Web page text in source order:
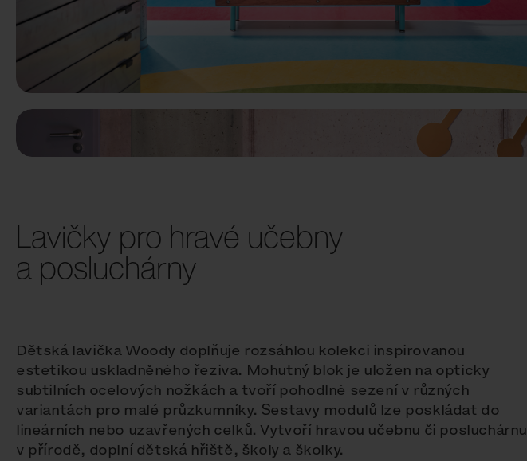
Lavičky pro hravé učebny
a posluchárny
Dětská lavička Woody doplňuje rozsáhlou kolekci inspirovanou
estetikou uskladněného řeziva. Mohutný blok je uložen na opticky
subtilních ocelových nožkách a tvoří pohodlné sezení v různých
variantách pro malé průzkumníky. Sestavy modulů lze poskládat do
lineárních nebo uzavřených celků. Vytvoří hravou učebnu či posluchárnu
v přírodě, doplní dětská hřiště, školy a školky.